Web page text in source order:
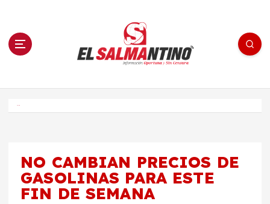
n El Salmantino - medios/noticias/editorial
NO CAMBIAN PRECIOS DE
GASOLINAS PARA ESTE
FIN DE SEMANA